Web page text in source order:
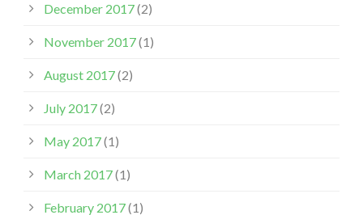
December 2017(2)
November 2017(1)
August 2017(2)
July 2017(2)
May 2017(1)
March 2017(1)
February 2017(1)